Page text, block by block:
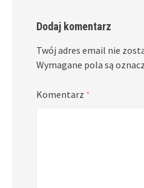
Dodaj komentarz
Twój adres email nie
Wymagane pola są
Komentarz *